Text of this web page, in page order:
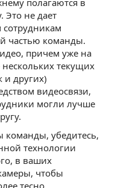
полагаются в
Это не дает
частью команды.
причем уже на
нескольких текущих
и других)
видеосвязи,
могли лучше
команды, убедитесь,
технологии
в ваших
чтобы
тесно